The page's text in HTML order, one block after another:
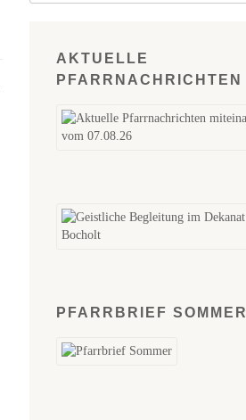
AKTUELLE
PFARRNACHRICHTEN
PFARRBRIEF SOMMER